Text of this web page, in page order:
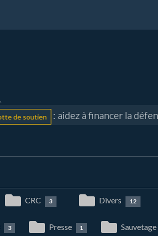
soutien : aidez à financer la défense
CRC 3 Divers 12
3 Presse 1 Sauvetage